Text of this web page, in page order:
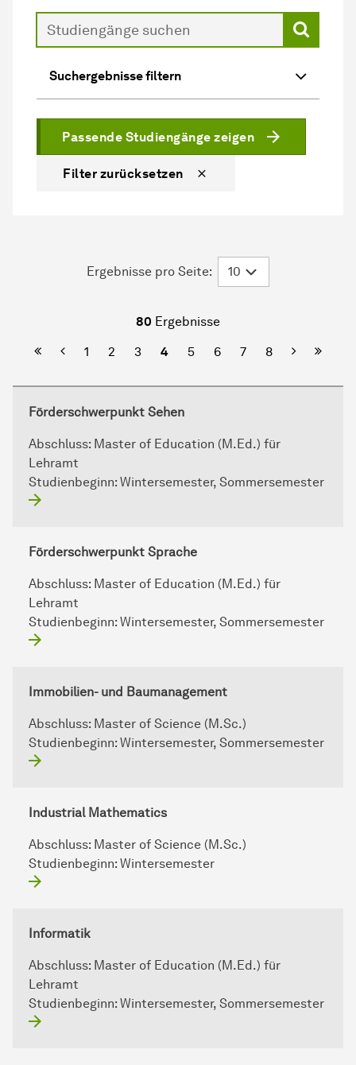
Suchergebnisse filtern
Passende Studiengänge zeigen
Filter zurücksetzen
Ergebnisse pro Seite:
80 Ergebnisse
Erste Seite
Vorherige
1 2 3 4 5 6 7 8 NächsteLetzte
Förderschwerpunkt Sehen
Abschluss: Master of Education (M.Ed.) für
Lehramt
Studienbeginn: Wintersemester, Sommersemester
Förderschwerpunkt Sprache
Abschluss: Master of Education (M.Ed.) für
Lehramt
Studienbeginn: Wintersemester, Sommersemester
Immobilien- und Baumanagement
Abschluss: Master of Science (M.Sc.)
Studienbeginn: Wintersemester, Sommersemester
Industrial Mathematics
Abschluss: Master of Science (M.Sc.)
Studienbeginn: Wintersemester
Informatik
Abschluss: Master of Education (M.Ed.) für
Lehramt
Studienbeginn: Wintersemester, Sommersemester